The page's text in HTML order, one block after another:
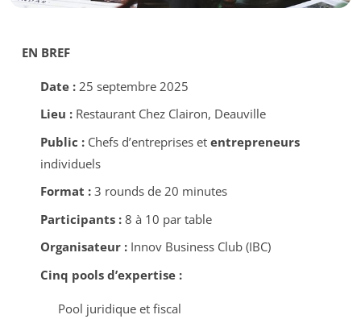
EN BREF
Date :25 septembre 2025
Lieu :Restaurant Chez Clairon, Deauville
Public :Chefs d’entreprises et entrepreneurs
individuels
Format :3 rounds de 20 minutes
Participants :8 à 10 par table
Organisateur :Innov Business Club (IBC)
Cinq pools d’expertise :
Pool juridique et fiscal